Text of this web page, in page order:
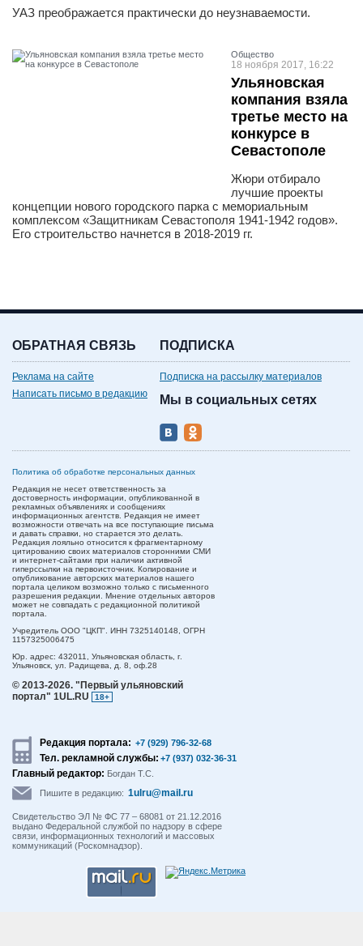
УАЗ преображается практически до неузнаваемости.
Общество
18 ноября 2017, 16:22
Ульяновская
компания взяла
третье место на
конкурсе в
Севастополе
Жюри отбирало
лучшие проекты
концепции нового городского парка с мемориальным
комплексом «Защитникам Севастополя 1941-1942 годов».
Его строительство начнется в 2018-2019 гг.
ОБРАТНАЯ СВЯЗЬ
Реклама на сайте
Написать письмо в редакцию
ПОДПИСКА
Подписка на рассылку материалов
Мы в социальных сетях
Политика об обработке персональных данных
Редакция не несет ответственность за
достоверность информации, опубликованной в
рекламных объявлениях и сообщениях
информационных агентств. Редакция не имеет
возможности отвечать на все поступающие письма
и давать справки, но старается это делать.
Редакция лояльно относится к фрагментарному
цитированию своих материалов сторонними СМИ
и интернет-сайтами при наличии активной
гиперссылки на первоисточник. Копирование и
опубликование авторских материалов нашего
портала целиком возможно только с письменного
разрешения редакции. Мнение отдельных авторов
может не совпадать с редакционной политикой
портала.
Учредитель ООО "ЦКП". ИНН 7325140148, ОГРН
1157325006475
Юр. адрес: 432011, Ульяновская область, г.
Ульяновск, ул. Радищева, д. 8, оф.28
© 2013-2026. "Первый ульяновский
портал" 1UL.RU
18+
Редакция портала: +7 (929) 796-32-68
Тел. рекламной службы: +7 (937) 032-36-31
Главный редактор: Богдан Т.С.
Пишите в редакцию: 1ulru@mail.ru
Свидетельство ЭЛ № ФС 77 – 68081 от 21.12.2016
выдано Федеральной службой по надзору в сфере
связи, информационных технологий и массовых
коммуникаций (Роскомнадзор).